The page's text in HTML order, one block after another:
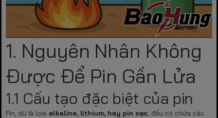
1. Nguyên Nhân Không
Được Để Pin Gần Lửa
1.1 Cấu tạo đặc biệt của pin
Pin, dù là loại alkaline, lithium, hay pin sạc, đều có chứa các